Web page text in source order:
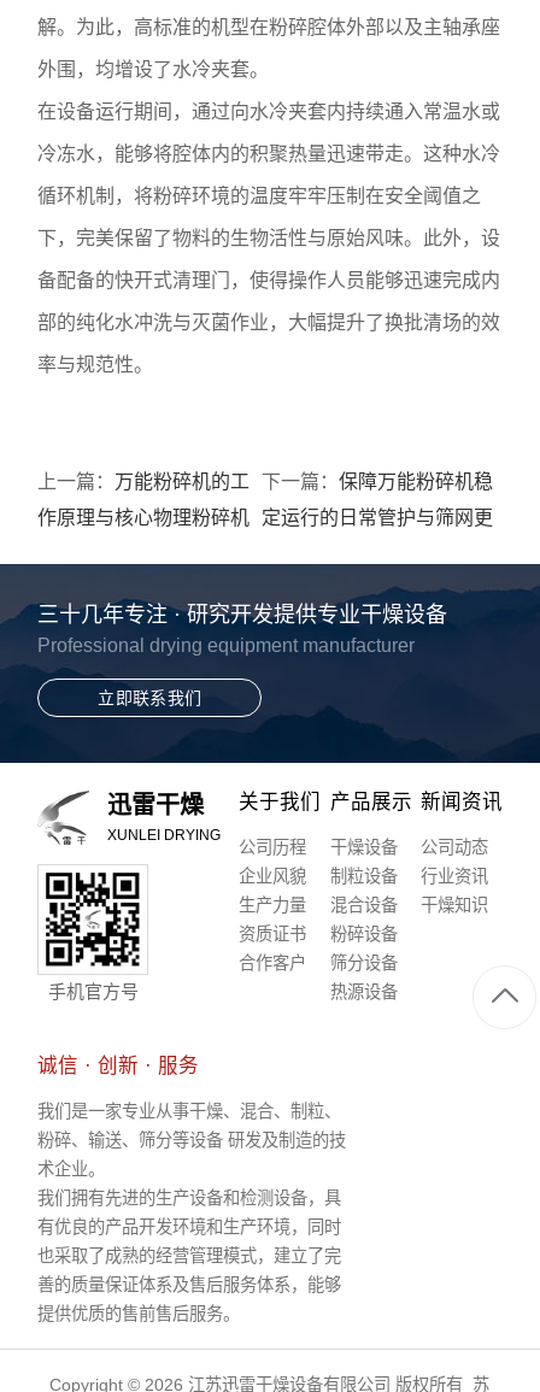
解。为此，高标准的机型在粉碎腔体外部以及主轴承座
外围，均增设了水冷夹套。
在设备运行期间，通过向水冷夹套内持续通入常温水或
冷冻水，能够将腔体内的积聚热量迅速带走。这种水冷
循环机制，将粉碎环境的温度牢牢压制在安全阈值之
下，完美保留了物料的生物活性与原始风味。此外，设
备配备的快开式清理门，使得操作人员能够迅速完成内
部的纯化水冲洗与灭菌作业，大幅提升了换批清场的效
率与规范性。
上一篇： 万能粉碎机的工
作原理与核心物理粉碎机
下一篇： 保障万能粉碎机稳
定运行的日常管护与筛网更
三十几年专注 · 研究开发提供专业干燥设备
Professional drying equipment manufacturer
立即联系我们
迅雷干燥
XUNLEI DRYING
手机官方号
关于我们
公司历程
企业风貌
生产力量
资质证书
合作客户
产品展示
干燥设备
制粒设备
混合设备
粉碎设备
筛分设备
热源设备
新闻资讯
公司动态
行业资讯
干燥知识
诚信 · 创新 · 服务
我们是一家专业从事干燥、混合、制粒、
粉碎、输送、筛分等设备 研发及制造的技
术企业。
我们拥有先进的生产设备和检测设备，具
有优良的产品开发环境和生产环境，同时
也采取了成熟的经营管理模式，建立了完
善的质量保证体系及售后服务体系，能够
提供优质的售前售后服务。
Copyright © 2026 江苏迅雷干燥设备有限公司 版权所有 苏